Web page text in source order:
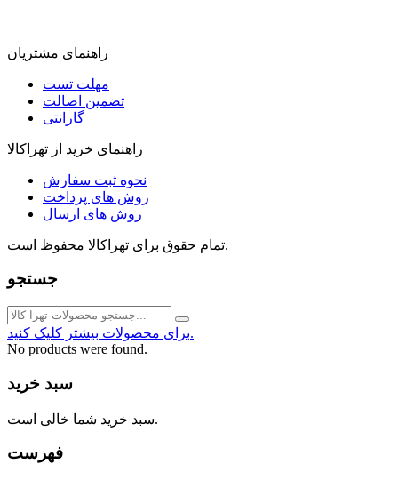
راهنمای مشتریان
مهلت تست
تضمین اصالت
گارانتی
راهنمای خرید از تهراکالا
نحوه ثبت سفارش
روش های پرداخت
روش های ارسال
تمام حقوق برای تهراکالا محفوظ است.
جستجو
برای محصولات بیشتر کلیک کنید.
No products were found.
سبد خرید
سبد خرید شما خالی است.
فهرست